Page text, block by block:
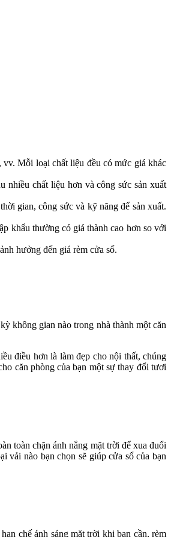
Mỗi loại chất liệu đều có mức giá khác
nhiều chất liệu hơn và công sức sản xuất
gian, công sức và kỹ năng để sản xuất.
khẩu thường có giá thành cao hơn so với
hưởng đến giá rèm cửa sổ.
không gian nào trong nhà thành một căn
điều hơn là làm đẹp cho nội thất, chúng
căn phòng của bạn một sự thay đổi tươi
toàn chặn ánh nắng mặt trời để xua đuổi
vải nào bạn chọn sẽ giúp cửa sổ của bạn
chế ánh sáng mặt trời khi bạn cần, rèm